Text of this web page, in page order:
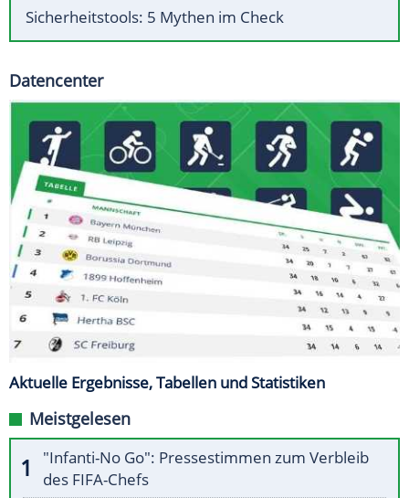
Sicherheitstools: 5 Mythen im Check
Datencenter
Aktuelle Ergebnisse, Tabellen und Statistiken
Meistgelesen
"Infanti-No Go": Pressestimmen zum Verbleib
des FIFA-Chefs